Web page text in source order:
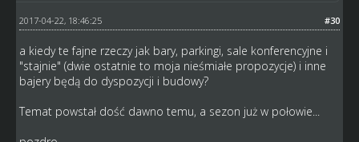
#30
2017-04-22, 18:46:25
a kiedy te fajne rzeczy jak bary, parkingi, sale konferencyjne i
"stajnie" (dwie ostatnie to moja nieśmiałe propozycje) i inne
bajery będą do dyspozycji i budowy?
Temat powstał dość dawno temu, a sezon już w połowie...